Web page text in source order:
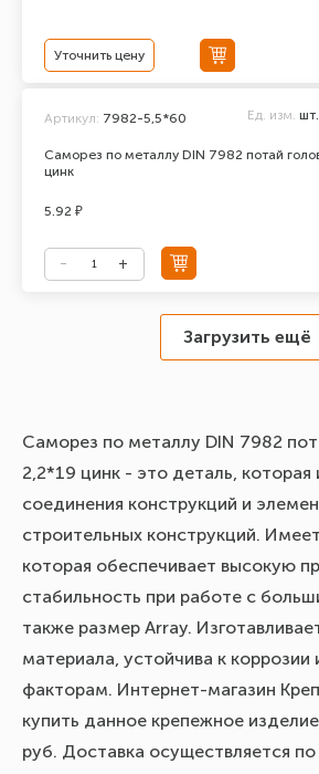
Уточнить цену
Саморез по металлу DIN 7982 потай
цинк
Артикул: 7982-5,5*60 Ед. изм. шт.
5.92 ₽
Загрузить ещё
Саморез по металлу DIN 7982
2,2*19 цинк - это деталь, которая
соединения конструкций и
строительных конструкций.
которая обеспечивает высокую
стабильность при работе с
также размер Array.
материала, устойчива к
факторам. Интернет-магазин
купить данное крепежное
руб. Доставка осуществляется